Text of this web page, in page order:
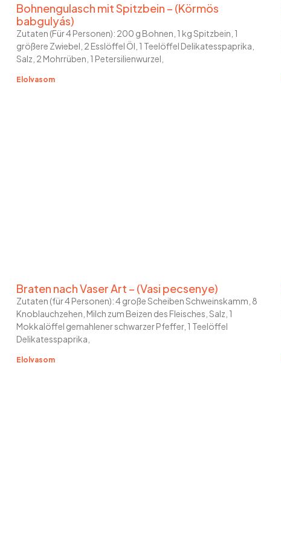
Bohnengulasch mit Spitzbein – (Körmös
babgulyás)
Zutaten (Für 4 Personen): 200 g Bohnen, 1 kg Spitzbein, 1
größere Zwiebel, 2 Esslöffel Öl, 1 Teelöffel Delikatesspaprika,
Salz, 2 Mohrrüben, 1 Petersilienwurzel,
Elolvasom
Braten nach Vaser Art – (Vasi pecsenye)
Zutaten (für 4 Personen): 4 große Scheiben Schweinskamm, 8
Knoblauchzehen, Milch zum Beizen des Fleisches, Salz, 1
Mokkalöffel gemahlener schwarzer Pfeffer, 1 Teelöffel
Delikatesspaprika,
Elolvasom